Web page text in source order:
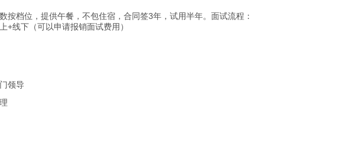
按档位，提供午餐，不包住宿，合同签3年，试用半年。面试流程：
+线下（可以申请报销面试费用）
领导